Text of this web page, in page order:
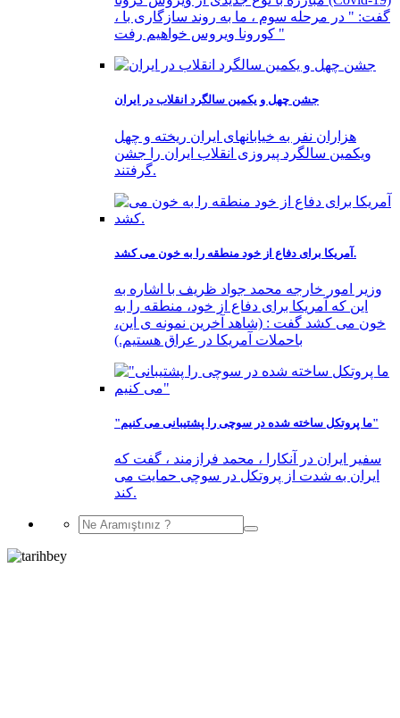
، گفت: " در مرحله سوم ، ما به روند سازگاری با
کورونا ویروس خواهیم رفت "
جشن چهل و یکمین سالگرد انقلاب در ایران
هزاران نفر به خیابانهای ایران ریخته و چهل
ویکمین سالگرد پیروزی انقلاب ایران را جشن
گرفتند.
آمریکا برای دفاع از خود منطقه را به خون می کشد.
وزیر امور خارجه محمد جواد ظریف با اشاره به
این که آمریکا برای دفاع از خود، منطقه را به
خون می کشد گفت : (شاهد آخرین نمونه ی این،
باحملات آمریکا در عراق هستیم.)
"ما پروتکل ساخته شده در سوچی را پشتیبانی می کنیم"
سفیر ایران در آنکارا ، محمد فرازمند ، گفت که
ایران به شدت از پروتکل در سوچی حمایت می
کند.